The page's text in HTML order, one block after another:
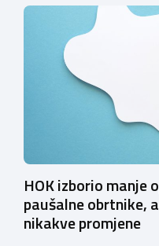
koja sadrže alkohol i
svoje poslovne procese
vjerodostojnu provjeru
sustava e-Građani ili
HOK izborio manje
paušalne obrtnike,
nikakve promjene